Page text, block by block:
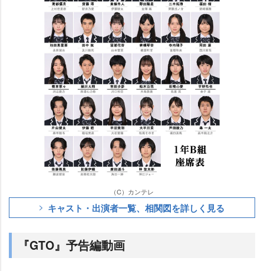
（C）カンテレ
キャスト・出演者一覧、相関図を詳しく見る
『GTO』予告編動画